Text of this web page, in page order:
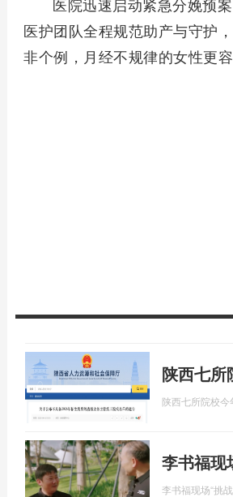
医护团队全程规范助产与守护
非个例，月经不规律的女性更
陕西七所
陕西七所院校
李书福现
李书福现场“挑